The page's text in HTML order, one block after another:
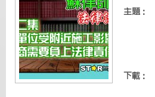
主題：
下載：